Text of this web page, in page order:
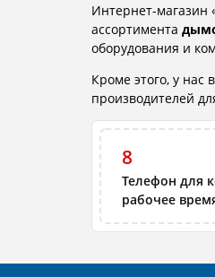
Интернет-магазин
ассортимента
оборудования и
Кроме этого, у
производителей
8
Телефон для
рабочее